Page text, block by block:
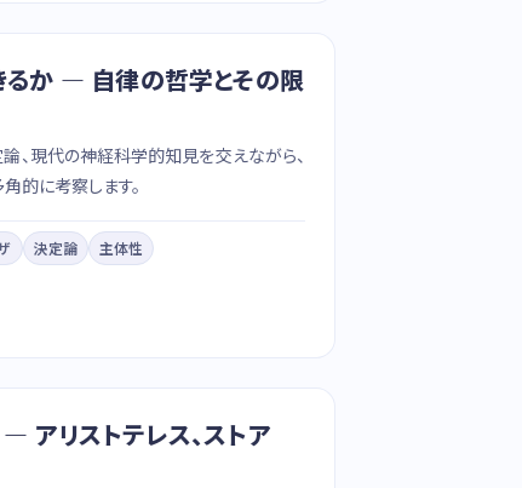
るか — 自律の哲学とその限
、現代の神経科学的知見を交えながら、
的に考察します。
決定論 主体性
アリストテレス、ストア